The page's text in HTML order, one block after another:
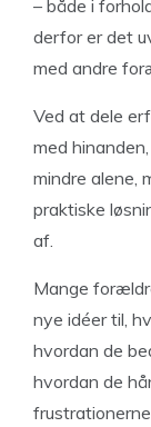
– både i
derfor er det
med andre
Ved at dele
med
mindre alene,
praktiske
af.
Mange
nye idéer til,
hvordan de
hvordan de